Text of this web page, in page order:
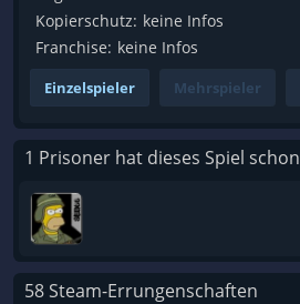
Kopierschutz: keine Infos
Franchise: keine Infos
Einzelspieler Mehrspieler
1 Prisoner hat dieses Spiel schon
58 Steam-Errungenschaften